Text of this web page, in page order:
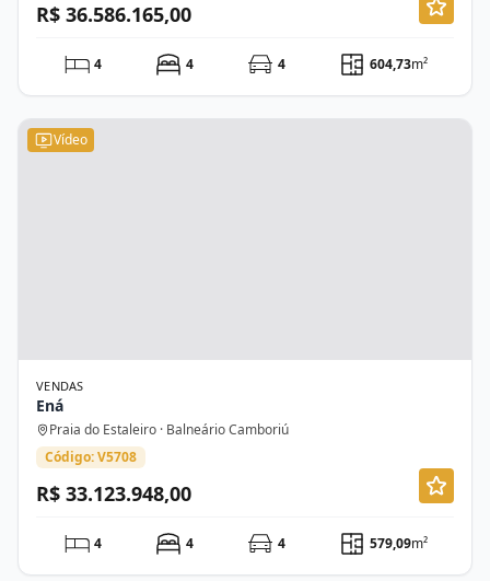
R$ 36.586.165,00
4 4 4 604,73m²
Vídeo
VENDAS
Ená
Praia do Estaleiro · Balneário Camboriú
Código: V5708
R$ 33.123.948,00
4 4 4 579,09m²